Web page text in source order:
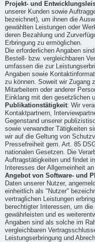
Projekt- und
unserer Kunden sowie
bezeichnet), um ihnen die
gewählten Leistungen oder
deren Bezahlung und
Erbringung zu ermöglichen.
Die erforderlichen Angaben
Bestell- bzw. vergleichbaren
umfassen die zur
Angaben sowie
zu können. Soweit wir Zugang
Mitarbeitern oder anderer
Einklang mit den gesetzlichen
Publikationstätigkeit: Wir
Kontaktpartnern,
Gegenstand unserer
sowie verwandter Tätigkeiten
wir auf die Geltung von
Pressefreiheit gem. Art. 85
nationalen Gesetzen. Die
Auftragstätigkeiten und findet
Interesses der Allgemeinheit
Angebot von Software- und
Daten unserer Nutzer,
einheitlich als "Nutzer"
vertraglichen Leistungen
berechtigter Interessen, um
gewährleisten und es
Angaben sind als solche im
vergleichbaren
Leistungserbringung und